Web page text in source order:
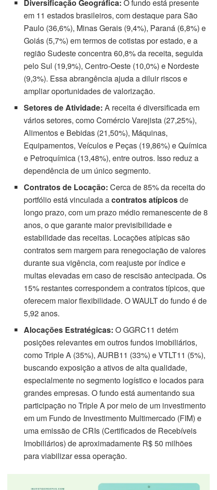
Diversificação Geográfica: O fundo está presente
em 11 estados brasileiros, com destaque para São
Paulo (36,6%), Minas Gerais (9,4%), Paraná (6,8%) e
Goiás (5,7%) em termos de cotistas por estado, e a
região Sudeste concentra 60,8% da receita, seguida
pelo Sul (19,9%), Centro-Oeste (10,0%) e Nordeste
(9,3%). Essa abrangência ajuda a diluir riscos e
ampliar oportunidades de valorização.
Setores de Atividade: A receita é diversificada em
vários setores, como Comércio Varejista (27,25%),
Alimentos e Bebidas (21,50%), Máquinas,
Equipamentos, Veículos e Peças (19,86%) e Química
e Petroquímica (13,48%), entre outros. Isso reduz a
dependência de um único segmento.
Contratos de Locação: Cerca de 85% da receita do
portfólio está vinculada acontratos atípicosde
longo prazo, com um prazo médio remanescente de 8
anos, o que garante maior previsibilidade e
estabilidade das receitas. Locações atípicas são
contratos sem margem para renegociação de valores
durante sua vigência, com reajuste por índice e
multas elevadas em caso de rescisão antecipada. Os
15% restantes correspondem a contratos típicos, que
oferecem maior flexibilidade. O WAULT do fundo é de
5,92 anos.
Alocações Estratégicas: O GGRC11 detém
posições relevantes em outros fundos imobiliários,
como Triple A (35%), AURB11 (33%) e VTLT11 (5%),
buscando exposição a ativos de alta qualidade,
especialmente no segmento logístico e locados para
grandes empresas. O fundo está aumentando sua
participação no Triple A por meio de um investimento
em um Fundo de Investimento Multimercado (FIM) e
uma emissão de CRIs (Certificados de Recebíveis
Imobiliários) de aproximadamente R$ 50 milhões
para viabilizar essa operação.